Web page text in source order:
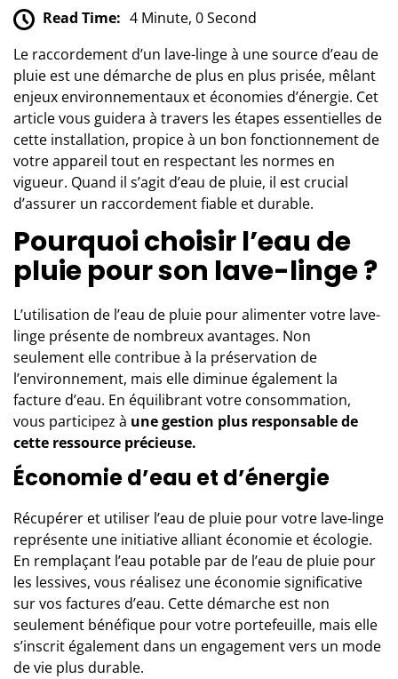
Read Time: 4 Minute, 0 Second
Le raccordement d’un lave-linge à une source d’eau de
pluie est une démarche de plus en plus prisée, mêlant
enjeux environnementaux et économies d’énergie. Cet
article vous guidera à travers les étapes essentielles de
cette installation, propice à un bon fonctionnement de
votre appareil tout en respectant les normes en
vigueur. Quand il s’agit d’eau de pluie, il est crucial
d’assurer un raccordement fiable et durable.
Pourquoi choisir l’eau de
pluie pour son lave-linge ?
L’utilisation de l’eau de pluie pour alimenter votre lave-
linge présente de nombreux avantages. Non
seulement elle contribue à la préservation de
l’environnement, mais elle diminue également la
facture d’eau. En équilibrant votre consommation,
vous participez à une gestion plus responsable de
cette ressource précieuse.
Économie d’eau et d’énergie
Récupérer et utiliser l’eau de pluie pour votre lave-linge
représente une initiative alliant économie et écologie.
En remplaçant l’eau potable par de l’eau de pluie pour
les lessives, vous réalisez une économie significative
sur vos factures d’eau. Cette démarche est non
seulement bénéfique pour votre portefeuille, mais elle
s’inscrit également dans un engagement vers un mode
de vie plus durable.